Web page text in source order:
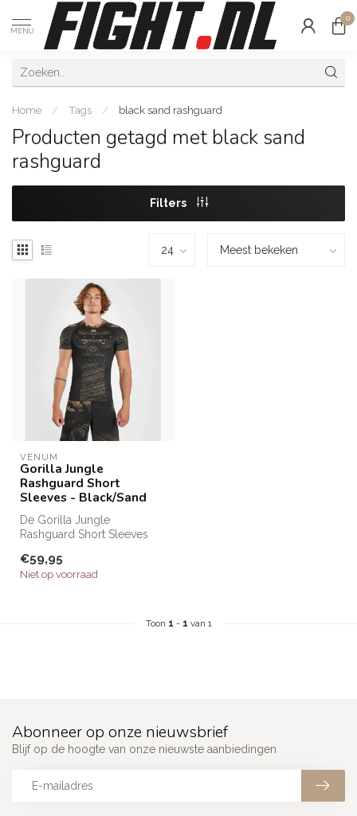
MENU
0
Home / Tags / black sand rashguard
Producten getagd met black sand
rashguard
Filters
VENUM
Gorilla Jungle
Rashguard Short
Sleeves - Black/Sand
De Gorilla Jungle
Rashguard Short Sleeves
pasvorm met b...
€59,95
Niet op voorraad
Toon 1 - 1 van 1
Abonneer op onze nieuwsbrief
Blijf op de hoogte van onze nieuwste aanbiedingen